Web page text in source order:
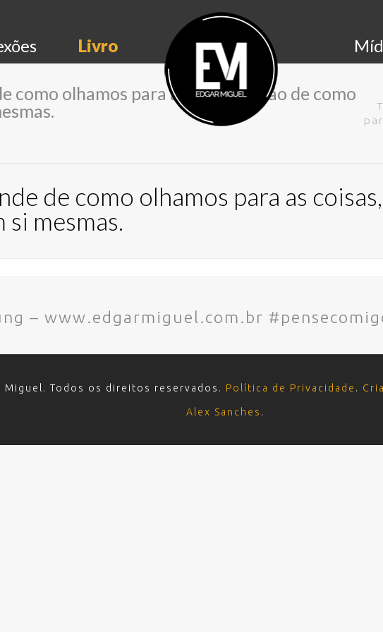
Livro
como olhamos para as coisas, e não de como
de como olhamos para as
si mesmas.
– www.edgarmiguel.com.br
Miguel. Todos os direitos reservados. Política de Privacidade .
Alex Sanches .